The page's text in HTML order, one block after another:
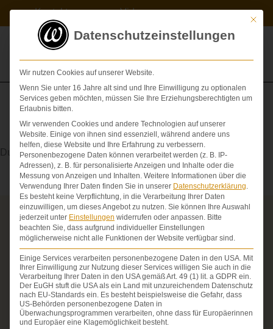
springen
Kontakt Videos
Revision
Durchsicht, Kontrolle
Über die Schmerzensgeld-Spezialisten
Seit über 25 Jahren vertreten wir als Fachanwälte
ausschließlich Geschädigte bei schweren
Personenschäden. Wir verfügen über ausgewiesene
Erfahrung im Arzthaftungsrecht, bei Unfallfolgen und
bei der Durchsetzung von Schmerzensgeld- und
Schadensersatzansprüchen.Ihr Recht steht für uns
im Mittelpunkt.
Mit
Datenschutzeinstellungen
Wir nutzen Cookies auf unserer Website.
Wenn Sie unter 16 Jahre alt sind und Ihre Einwilligung zu optionalen
Services geben möchten, müssen Sie Ihre Erziehungsberechtigten um
Erlaubnis bitten.
Wir verwenden Cookies und andere Technologien auf unserer
Website. Einige von ihnen sind essenziell, während andere uns
helfen, diese Website und Ihre Erfahrung zu verbessern.
Personenbezogene Daten können verarbeitet werden (z. B. IP-
Adressen), z. B. für personalisierte Anzeigen und Inhalte oder die
Messung von Anzeigen und Inhalten. Weitere Informationen über die
Verwendung Ihrer Daten finden Sie in unserer Datenschutzerklärung.
Es besteht keine Verpflichtung, in die Verarbeitung Ihrer Daten
einzuwilligen, um dieses Angebot zu nutzen. Sie können Ihre Auswahl
jederzeit unter Einstellungen widerrufen oder anpassen. Bitte
beachten Sie, dass aufgrund individueller Einstellungen
möglicherweise nicht alle Funktionen der Website verfügbar sind.
Einige Services verarbeiten personenbezogene Daten in den USA. Mit
Ihrer Einwilligung zur Nutzung dieser Services willigen Sie auch in die
Verarbeitung Ihrer Daten in den USA gemäß Art. 49 (1) lit. a GDPR ein.
Der EuGH stuft die USA als ein Land mit unzureichendem Datenschutz
nach EU-Standards ein. Es besteht beispielsweise die Gefahr, dass
US-Behörden personenbezogene Daten in
Überwachungsprogrammen verarbeiten, ohne dass für Europäerinnen
und Europäer eine Klagemöglichkeit besteht.